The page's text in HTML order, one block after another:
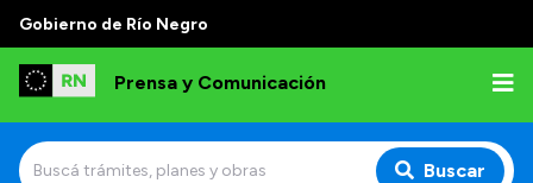
Gobierno de Río Negro
Prensa y Comunicación
Buscar